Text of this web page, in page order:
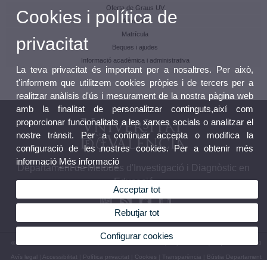
Oferta de Graus UV
Admissió
Matrícula
Beques i ajudes
Informació acadèmica i administrativa
Departament de Mètodes d'Investigació i Diagnòstic en
Educació
© 2026 UV. - Av. Blasco Ibáñez, 30. 46010 València. Espanya.Telèfon: (+34) 96 386 44 30
Avís legal |Accessibilitat Política privacitat Cookies Transparència Bústia Departament
Cookies i política de
privacitat
La teva privacitat és important per a nosaltres. Per això,
t'informem que utilitzem cookies pròpies i de tercers per a
realitzar anàlisis d'ús i mesurament de la nostra pàgina web
amb la finalitat de personalitzar continguts,així com
proporcionar funcionalitats a les xarxes socials o analitzar el
nostre trànsit. Per a continuar accepta o modifica la
configuració de les nostres cookies. Per a obtenir més
informació Més informació
Acceptar tot
Rebutjar tot
Configurar cookies